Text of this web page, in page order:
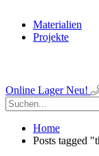
Materialien
Projekte
Online LagerNeu!
Home
Posts tagged